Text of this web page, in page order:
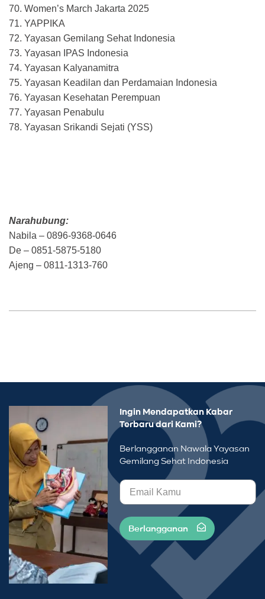
70. Women’s March Jakarta 2025
71. YAPPIKA
72. Yayasan Gemilang Sehat Indonesia
73. Yayasan IPAS Indonesia
74. Yayasan Kalyanamitra
75. Yayasan Keadilan dan Perdamaian Indonesia
76. Yayasan Kesehatan Perempuan
77. Yayasan Penabulu
78. Yayasan Srikandi Sejati (YSS)
Narahubung:
Nabila – 0896-9368-0646
De – 0851-5875-5180
Ajeng – 0811-1313-760
Ingin Mendapatkan Kabar
Terbaru dari Kami?
Berlangganan Nawala Yayasan
Gemilang Sehat Indonesia
Berlangganan